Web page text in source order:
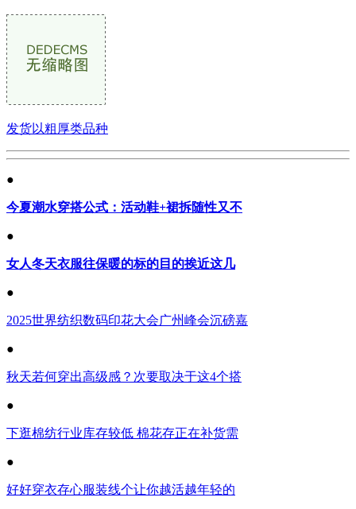
发货以粗厚类品种
●
今夏潮水穿搭公式：活动鞋+裙拆随性又不
●
女人冬天衣服往保暖的标的目的挨近这几
●
2025世界纺织数码印花大会广州峰会沉磅嘉
●
秋天若何穿出高级感？次要取决于这4个搭
●
下逛棉纺行业库存较低 棉花存正在补货需
●
好好穿衣存心服装线个让你越活越年轻的